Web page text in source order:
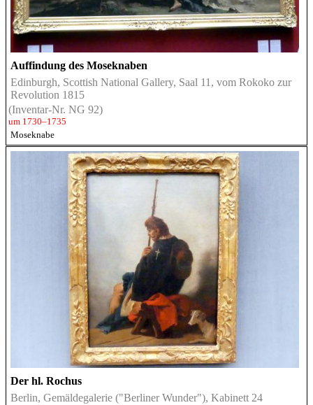
Auffindung des Moseknaben
Edinburgh, Scottish National Gallery, Saal 11, vom Rokoko zur
Revolution 1815
(Inventar-Nr. NG 92)
um 1730–1735
Moseknabe
Der hl. Rochus
Berlin, Gemäldegalerie ("Berliner Wunder"), Kabinett 24